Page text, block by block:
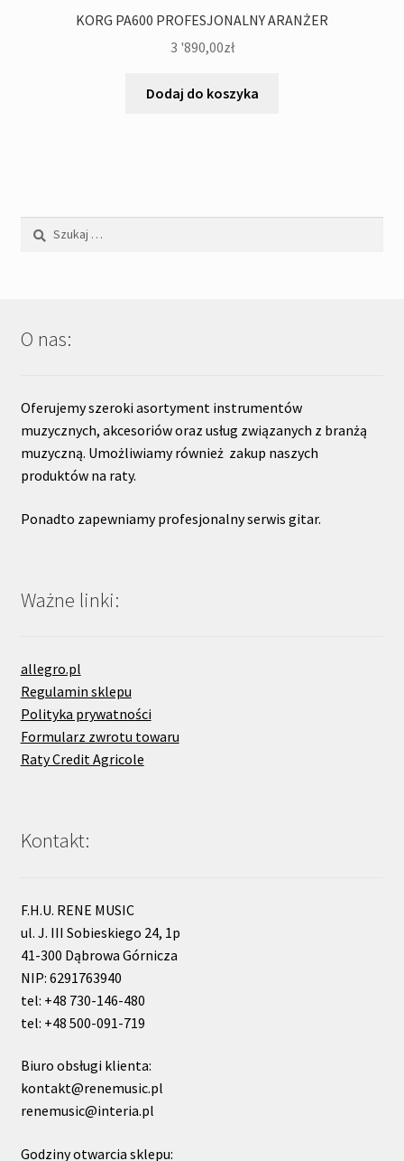
KORG PA600 PROFESJONALNY ARANŻER
3 '890,00zł
Dodaj do koszyka
O nas:
Oferujemy szeroki asortyment instrumentów
muzycznych, akcesoriów oraz usług związanych z branżą
muzyczną. Umożliwiamy również zakup naszych
produktów na raty.
Ponadto zapewniamy profesjonalny serwis gitar.
Ważne linki:
allegro.pl
Regulamin sklepu
Polityka prywatności
Formularz zwrotu towaru
Raty Credit Agricole
Kontakt:
F.H.U. RENE MUSIC
ul. J. III Sobieskiego 24, 1p
41-300 Dąbrowa Górnicza
NIP: 6291763940
tel: +48 730-146-480
tel: +48 500-091-719
Biuro obsługi klienta:
kontakt@renemusic.pl
renemusic@interia.pl
Godziny otwarcia sklepu: